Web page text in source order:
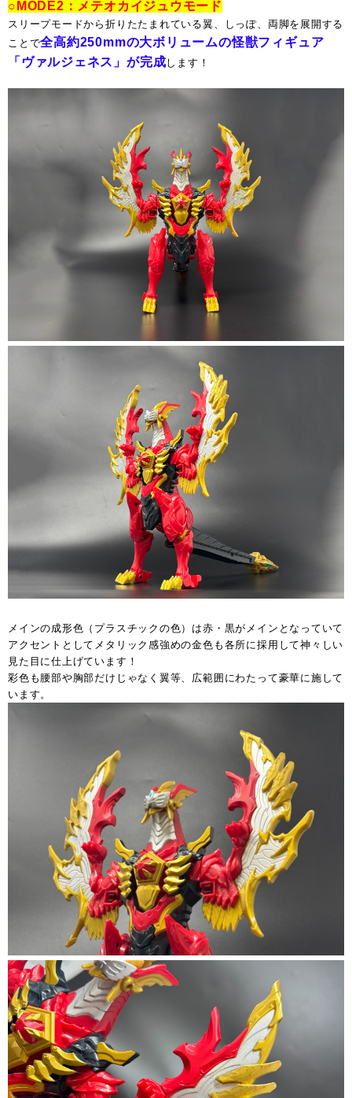
○MODE2：メテオカイジュウモード
スリープモードから折りたたまれている翼、しっぽ、両脚を展開する
ことで全高約250mmの大ボリュームの怪獣フィギュア
「ヴァルジェネス」が完成します！
メインの成形色（プラスチックの色）は赤・黒がメインとなっていて
アクセントとしてメタリック感強めの金色も各所に採用して神々しい
見た目に仕上げています！
彩色も腰部や胸部だけじゃなく翼等、広範囲にわたって豪華に施して
います。